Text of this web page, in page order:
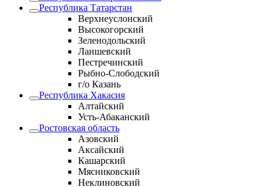
Республика Татарстан
Верхнеуслонский
Высокогорский
Зеленодольский
Лаишевский
Пестречинский
Рыбно-Слободский
г/о Казань
Республика Хакасия
Алтайский
Усть-Абаканский
Ростовская область
Азовский
Аксайский
Кашарский
Мясниковский
Неклиновский